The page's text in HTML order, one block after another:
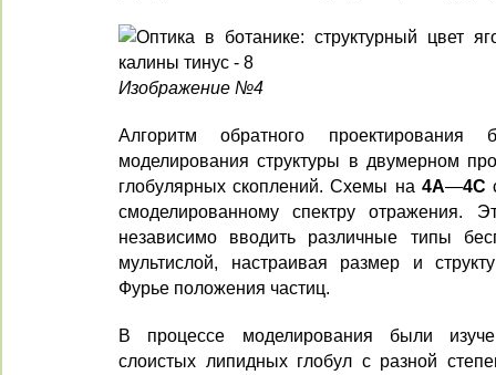
Изображение №4
Алгоритм обратного
моделирования структуры в двумерном
глобулярных скоплений. Схемы на 4A—4C
смоделированному спектру отражения.
независимо вводить различные типы
мультислой, настраивая размер и
Фурье положения частиц.
В процессе моделирования были
слоистых липидных глобул с разной